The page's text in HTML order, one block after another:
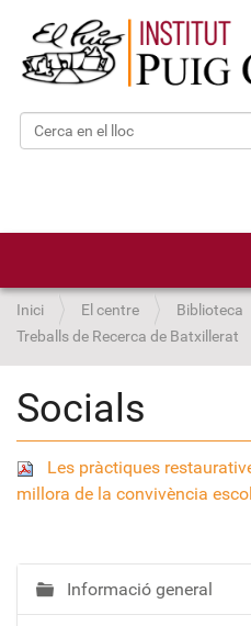
Cerca
Inici El centre
Biblioteca
Treballs de Recerca de Batxillerat
Socials
Les pràctiques
millora de la convivència
N
a
Informació general